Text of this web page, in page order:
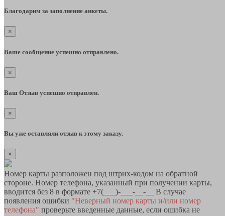
Благодарим за заполнение анкеты.
×
Ваше сообщение успешно отправлено.
×
Ваш Отзыв успешно отправлен.
×
Вы уже оставляли отзыв к этому заказу.
×
Номер карты разположен под штрих-кодом на обратной
стороне. Номер телефона, указанный при получении карты,
вводится без 8 в формате +7(___)-___-__-__ В случае
появления ошибки "Неверный номер карты и/или номер
телефона" проверьте введенные данные, если ошибка не